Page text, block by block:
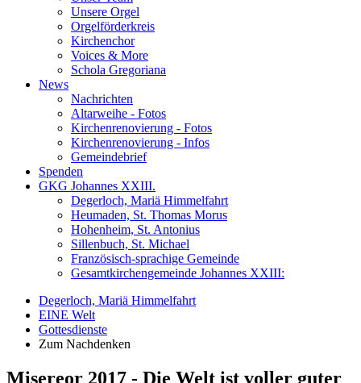
Unsere Orgel
Orgelförderkreis
Kirchenchor
Voices & More
Schola Gregoriana
News
Nachrichten
Altarweihe - Fotos
Kirchenrenovierung - Fotos
Kirchenrenovierung - Infos
Gemeindebrief
Spenden
GKG Johannes XXIII.
Degerloch, Mariä Himmelfahrt
Heumaden, St. Thomas Morus
Hohenheim, St. Antonius
Sillenbuch, St. Michael
Französisch-sprachige Gemeinde
Gesamtkirchengemeinde Johannes XXIII:
Degerloch, Mariä Himmelfahrt
EINE Welt
Gottesdienste
Zum Nachdenken
Misereor 2017 - Die Welt ist voller guter